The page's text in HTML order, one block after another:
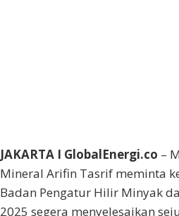
JAKARTA I GlobalEnergi.co –
Mineral Arifin Tasrif meminta
Badan Pengatur Hilir Minyak
2025 segera menyelesaikan